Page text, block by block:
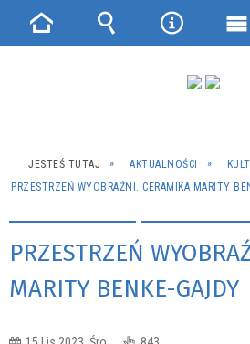
JESTEŚ TUTAJ AKTUALNOŚCI
PRZESTRZEŃ WYOBRAŹNI. CERAMIKA MARITY
PRZESTRZEŃ
MARITY BENKE-GAJDY
Strona Wyszukiwarka
Narzędzia